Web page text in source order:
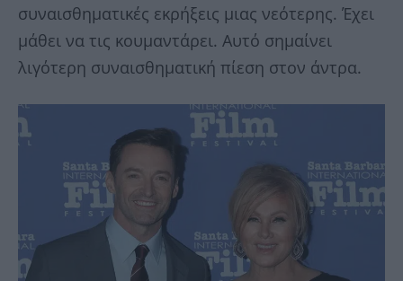
συναισθηματικές εκρήξεις μιας νεότερης. Έχει
μάθει να τις κουμαντάρει. Αυτό σημαίνει
λιγότερη συναισθηματική πίεση στον άντρα.